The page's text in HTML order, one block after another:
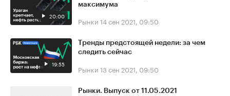
20:00
максимума
Рынки 14 сен 2021, 09:50
19:55
Тренды предстоящей недели: за чем
следить сейчас
Рынки 13 сен 2021, 09:50
Рынки. Выпуск от 11.05.2021